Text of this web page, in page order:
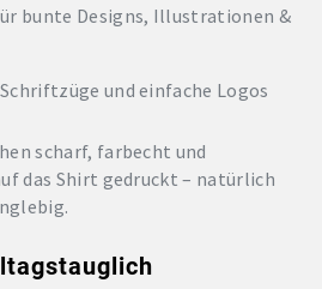
bunte Designs, Illustrationen &
und einfache Logos
scharf, farbecht und
das Shirt gedruckt – natürlich